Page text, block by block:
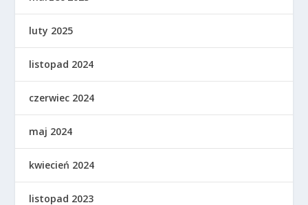
luty 2025
listopad 2024
czerwiec 2024
maj 2024
kwiecień 2024
listopad 2023